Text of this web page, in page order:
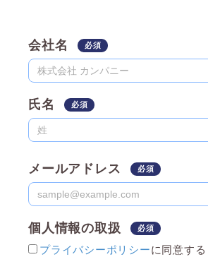
会社名
氏名
メールアドレス
個人情報の取扱
プライバシーポリシーに同意する